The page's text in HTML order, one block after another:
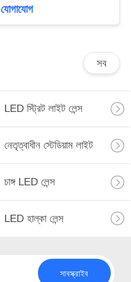
যোগাযোগ
সব
LED স্ট্রিট লাইট লেন্স
নেতৃত্বাধীন স্টেডিয়াম লাইট
চাঙ্গ LED লেন্স
LED হাল্কা লেন্স
সাবস্ক্রাইব